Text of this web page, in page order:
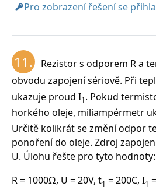
Pro zobrazení řešení se
11.
Rezistor s odporem R a
obvodu zapojení sériově. Při
ukazuje proud I1. Pokud
horkého oleje, miliampérmetr
Určitě kolikrát se změní odpor
ponoření do oleje. Zdroj
U. Úlohu řešte pro tyto hodnoty:
R = 1000Ω, U = 20V, t1 = 200C, I1